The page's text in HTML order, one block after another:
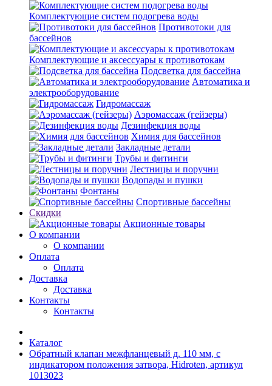
Комплектующие систем подогрева воды
Противотоки для
бассейнов
Комплектующие и аксессуары к противотокам
Подсветка для бассейна
Автоматика и
электрооборудование
Гидромассаж
Аэромассаж (гейзеры)
Дезинфекция воды
Химия для бассейнов
Закладные детали
Трубы и фитинги
Лестницы и поручни
Водопады и пушки
Фонтаны
Спортивные бассейны
Скидки
Акционные товары
О компании
О компании
Оплата
Оплата
Доставка
Доставка
Контакты
Контакты
Каталог
Обратный клапан межфланцевый д. 110 мм, с
индикатором положения затвора, Hidroten, артикул
1013023